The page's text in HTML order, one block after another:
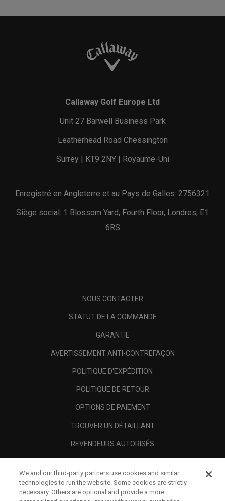
Callaway Golf Europe Ltd
Unit 27 Barwell Business Park
Leatherhead Road Chessington
Surrey | KT9 2NY | Royaume-Uni
Enregistré en Angleterre et au Pays de Galles: 2756321
Siège social: 1 Blossom Yard, Fourth Floor, Londres, E1
6RS
NOUS CONTACTER
STATUT DE LA COMMANDE
GARANTIE
AVERTISSEMENT ANTI-CONTREFAÇON
POLITIQUE D'EXPÉDITION
POLITIQUE DE RETOUR
OPTIONS DE PAIEMENT
TROUVER UN DÉTAILLANT
REVENDEURS AUTORISÉS
A PROPOS
MENTIONS LÉGALES
We and our third-party partners use cookies and similar
technologies to run the website. Some cookies are strictly
necessary. Others are optional and provide a more